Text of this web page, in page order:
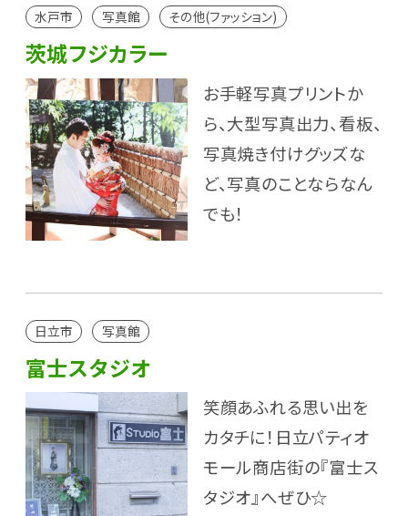
水戸市 写真館 その他(ファッション)
茨城フジカラー
お手軽写真プリントか
ら、大型写真出力、看板、
写真焼き付けグッズな
ど、写真のことならなん
でも！
日立市 写真館
富士スタジオ
笑顔あふれる思い出を
カタチに！日立パティオ
モール商店街の『富士ス
タジオ』へぜひ☆